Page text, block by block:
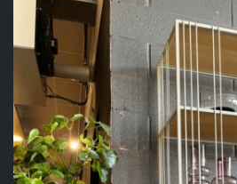
était :
810,00 €.
est :
689,00 €.